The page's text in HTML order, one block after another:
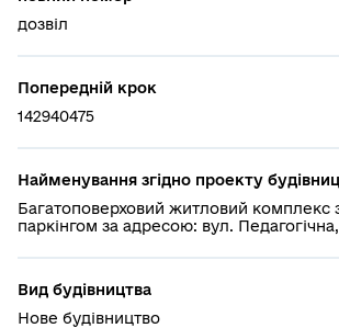
дозвіл
Попередній крок
142940475
Найменування згідно проекту
Багатоповерховий житловий комплекс
паркінгом за адресою: вул.
Вид будівництва
Нове будівництво